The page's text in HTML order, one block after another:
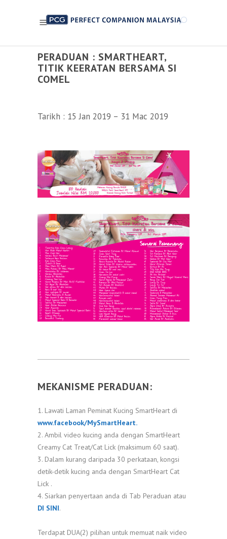
PERADUAN : SMARTHEART,
TITIK KEERATAN BERSAMA SI
COMEL
Tarikh : 15 Jan 2019 – 31 Mac 2019
MEKANISME PERADUAN:
1. Lawati Laman Peminat Kucing SmartHeart di
www.facebook/MySmartHeart.
2. Ambil video kucing anda dengan SmartHeart
Creamy Cat Treat/Cat Lick (maksimum 60 saat).
3. Dalam kurang daripada 30 perkataan, kongsi
detik-detik kucing anda dengan SmartHeart Cat
Lick .
4. Siarkan penyertaan anda di Tab Peraduan atau
DI SINI.
Terdapat DUA(2) pilihan untuk memuat naik video